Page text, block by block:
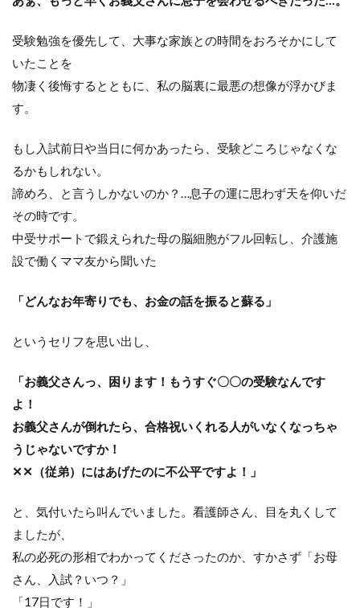
受験勉強を優先して、大事な家族との時間をおろそかにして
いたことを
物凄く後悔するとともに、私の脳裏に最悪の想像が浮かびま
す。
もし入試前日や当日に何かあったら、受験どころじゃなくな
るかもしれない。
諦めろ、と言うしかないのか？…息子の運に思わず天を仰いだ
その時です。
中受サポートで鍛えられた母の脳細胞がフル回転し、介護施
設で働くママ友から聞いた
「どんなお年寄りでも、お金の話を振ると蘇る」
というセリフを思い出し、
「お義父さんっ、困ります！もうすぐ〇〇の受験なんです
よ！
お義父さんが倒れたら、合格祝いくれる人がいなくなっちゃ
うじゃないですか！
✕✕（従弟）にはあげたのに不公平ですよ！」
と、気付いたら叫んでいました。看護師さん、目を丸くして
ましたが、
私の必死の形相でわかってくださったのか、すかさず「お母
さん、入試？いつ？」
「17日です！」